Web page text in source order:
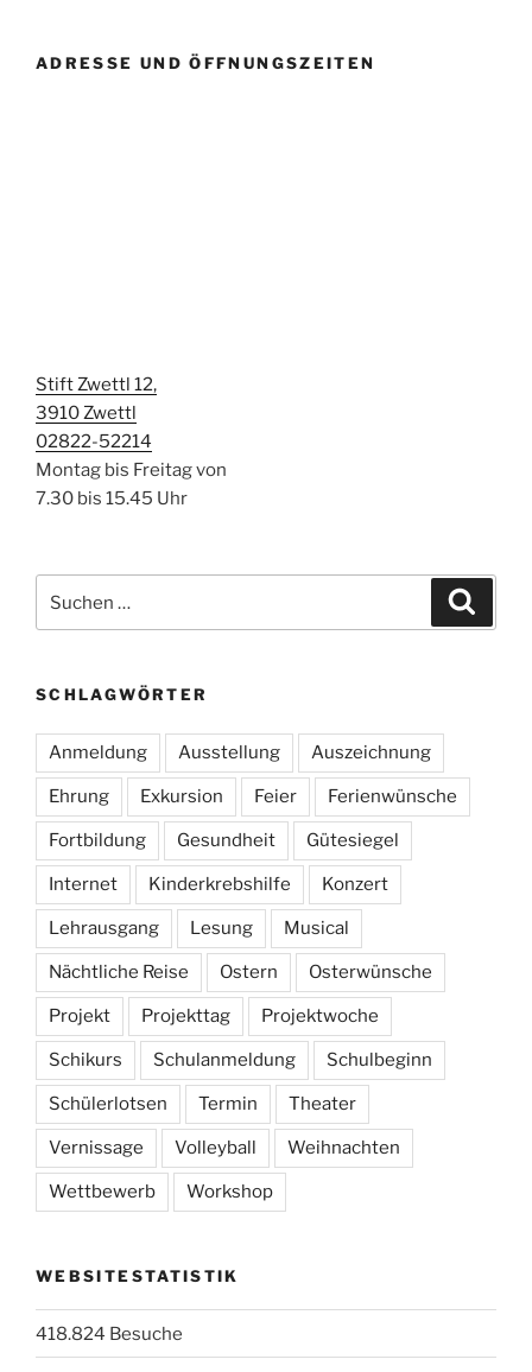
ADRESSE UND ÖFFNUNGSZEITEN
Stift Zwettl 12,
3910 Zwettl
02822-52214
Montag bis Freitag von
7.30 bis 15.45 Uhr
nach:
SCHLAGWÖRTER
Anmeldung Ausstellung Auszeichnung
Ehrung Exkursion Feier Ferienwünsche
Fortbildung Gesundheit Gütesiegel
Internet Kinderkrebshilfe Konzert
Lehrausgang Lesung Musical
Nächtliche Reise Ostern Osterwünsche
Projekt Projekttag Projektwoche
Schikurs Schulanmeldung Schulbeginn
Schülerlotsen Termin Theater
Vernissage Volleyball Weihnachten
Wettbewerb Workshop
WEBSITESTATISTIK
418.824 Besuche